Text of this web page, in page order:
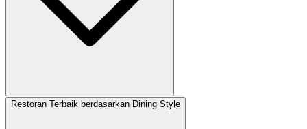
Restoran Terbaik berdasarkan Dining Style